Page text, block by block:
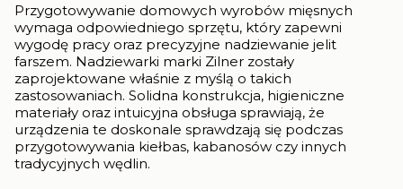
Przygotowywanie domowych wyrobów mięsnych
wymaga odpowiedniego sprzętu, który zapewni
wygodę pracy oraz precyzyjne nadziewanie jelit
farszem. Nadziewarki marki Zilner zostały
zaprojektowane właśnie z myślą o takich
zastosowaniach. Solidna konstrukcja, higieniczne
materiały oraz intuicyjna obsługa sprawiają, że
urządzenia te doskonale sprawdzają się podczas
przygotowywania kiełbas, kabanosów czy innych
tradycyjnych wędlin.